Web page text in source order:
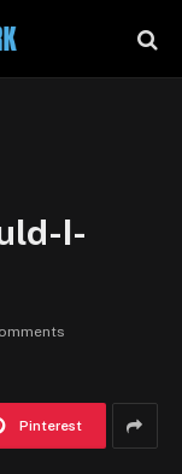
I-
Pinterest